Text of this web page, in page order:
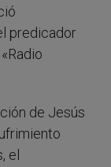
predicador
de Jesús
el